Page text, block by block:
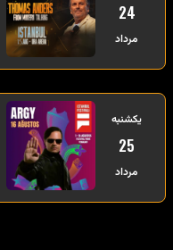
24
مرداد
یکشنبه
25
مرداد